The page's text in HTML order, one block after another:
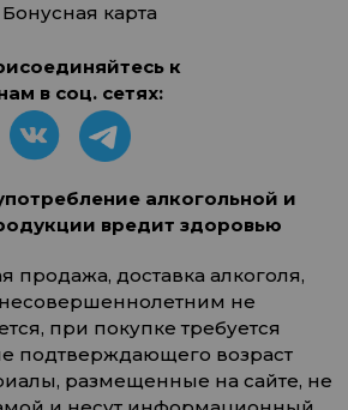
Бонусная карта
к
в соц. сетях:
алкогольной и
вредит здоровью
продажа, доставка алкоголя,
не
при покупке требуется
подтверждающего возраст
размещенные на сайте, не